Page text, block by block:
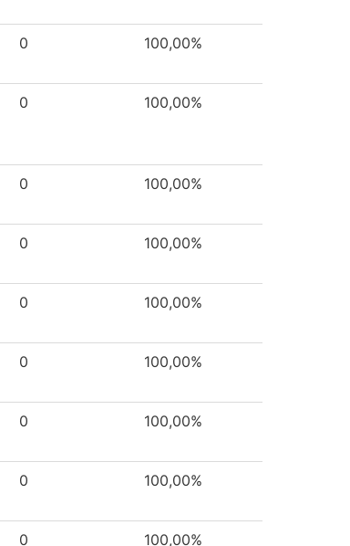
0 100,00%
0 100,00%
0 100,00%
0 100,00%
0 100,00%
0 100,00%
0 100,00%
0 100,00%
0 100,00%